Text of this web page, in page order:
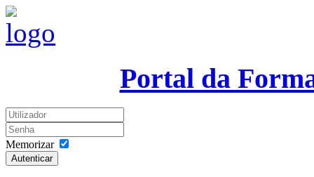
Portal da
Memorizar
Autenticar